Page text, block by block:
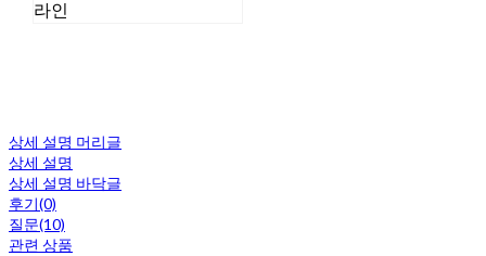
라인
상세 설명 머리글
상세 설명
상세 설명 바닥글
후기(0)
질문(10)
관련 상품